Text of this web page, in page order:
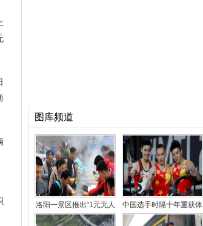
图库频道
洛阳一景区推出“1元无人
售卖午餐” 引千人
中国选手时隔十年重获体
操世锦赛男子“全能